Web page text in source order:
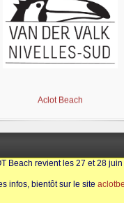
Brabant Wallon
Aclot Beach
Beach revient les 27 et 28
infos, bientôt sur le site